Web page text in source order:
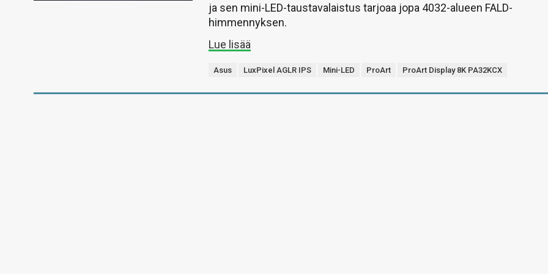
ja sen mini-LED-taustavalaistus tarjoaa jopa 4032-alueen FALD-
himmennyksen.
Lue lisää
Asus LuxPixel AGLR IPS Mini-LED ProArt ProArt Display 8K PA32KCX